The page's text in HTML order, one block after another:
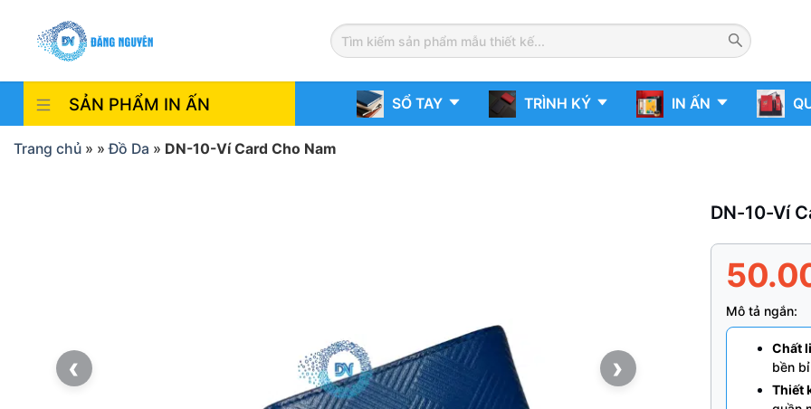
content
SẢN PHẨM IN ẤN SỔ TAY TRÌNH KÝ IN ẤN
Trang chủ » »Đồ Da » DN-10-Ví Card Cho Nam
‹ ›
DN-10-Ví
Mô tả ngắn:
Chất
bền
Thiết